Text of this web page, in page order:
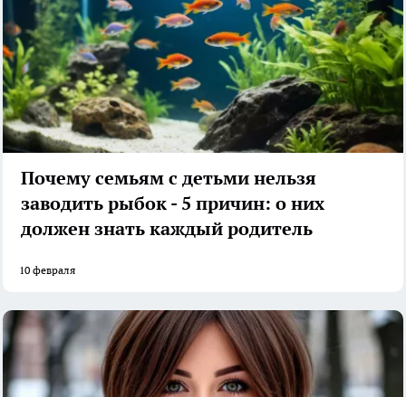
Почему семьям с детьми нельзя
заводить рыбок - 5 причин: о них
должен знать каждый родитель
10 февраля